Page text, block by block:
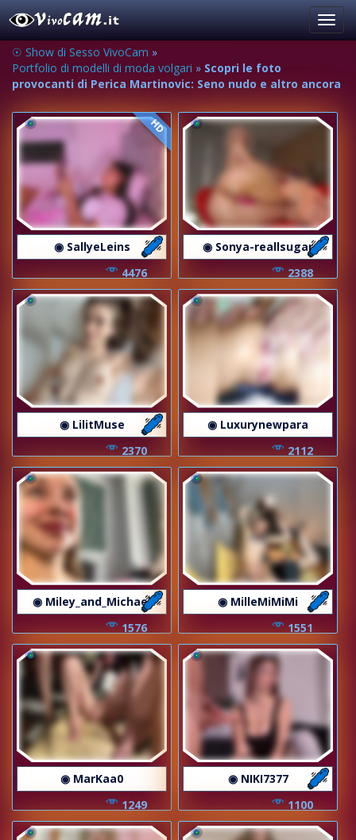
☉ Show di Sesso VivoCam »
Portfolio di modelli di moda volgari » Scopri le foto
provocanti di Perica Martinovic: Seno nudo e altro ancora
HD
◉ SallyeLeins
4476
◉ Sonya-reallsugar
2388
◉ LilitMuse
2370
◉ Luxurynewpara
2112
◉ Miley_and_Michael
1576
◉ MilleMiMiMi
1551
◉ MarKaa0
1249
◉ NIKI7377
1100